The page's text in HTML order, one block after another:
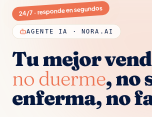
24/7 · responde en segundos
AGENTE IA · NORA.AI
Tu mejor
no duerme, no
enferma, no